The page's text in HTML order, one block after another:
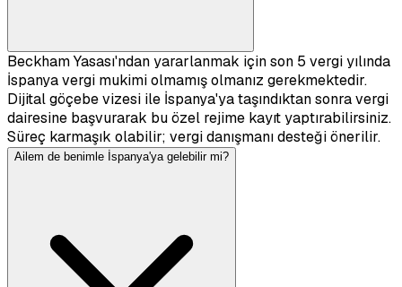
Beckham Yasası'ndan yararlanmak için son 5 vergi yılında
İspanya vergi mukimi olmamış olmanız gerekmektedir.
Dijital göçebe vizesi ile İspanya'ya taşındıktan sonra vergi
dairesine başvurarak bu özel rejime kayıt yaptırabilirsiniz.
Süreç karmaşık olabilir; vergi danışmanı desteği önerilir.
Ailem de benimle İspanya'ya gelebilir mi?